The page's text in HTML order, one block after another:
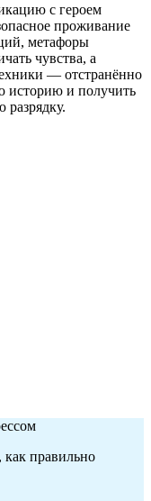
с героем
проживание
метафоры
чувства, а
— отстранённо
историю и получить
правильно